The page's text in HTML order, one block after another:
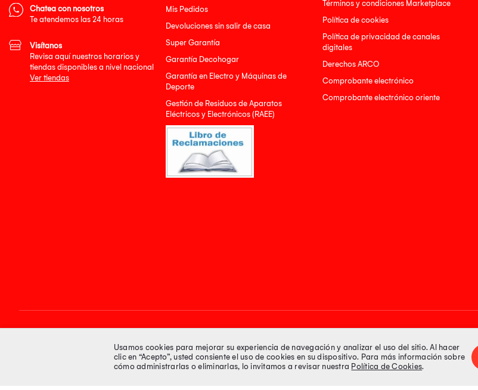
Mis Pedidos
Devoluciones sin salir de casa
Super Garantía
Garantía Decohogar
Garantía en Electro y Máquinas de
Deporte
Gestión de Residuos de Aparatos
Eléctricos y Electrónicos (RAEE)
Términos y condiciones Marketplace
Política de cookies
Política de privacidad de canales
digitales
Derechos ARCO
Comprobante electrónico
Comprobante electrónico oriente
Chatea con nosotros
Te atendemos las 24 horas
Visítanos
Revisa aquí nuestros horarios y
tiendas disponibles a nivel nacional
Ver tiendas
Síguenos en Medios de pago
Usamos cookies para mejorar su experiencia de navegación y analizar el uso del sitio. Al hacer
clic en “Acepto”, usted consiente el uso de cookies en su dispositivo. Para más información sobre
cómo administrarlas o eliminarlas, lo invitamos a revisar nuestra Política de Cookies.